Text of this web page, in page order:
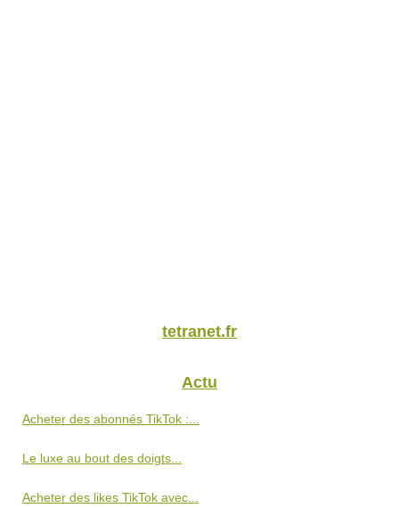
tetranet.fr
Actu
Acheter des abonnés TikTok :...
Le luxe au bout des doigts...
Acheter des likes TikTok avec...